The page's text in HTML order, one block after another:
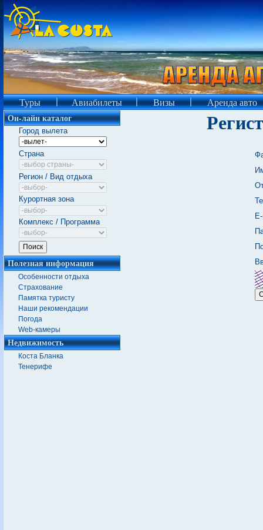
Туры Авиабилеты Визы
Аренда авто
Он-лайн каталог
Город вылета
Страна
Регион / Вид отдыха
Курортная зона
Комплекс / Программа
Полезная информация
Особенности отдыха
Страхование
Памятка туристу
Наши рекомендации
Погода
Web-камеры
Недвижимость
Коста Бланка
Тенерифе